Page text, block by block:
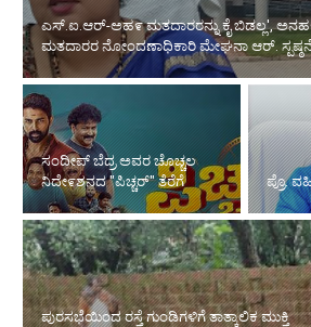
ಎಸ್.ಐ.ಆರ್-ಅಹ೯ ಮತದಾರರನ್ನು ಕೈ ಬಿಡಲ್ಲ',
ಮತದಾರರ ನೋಂದಣಾಧಿಕಾರಿ ಮೇಘನಾ ಆರ್.
ಸಂದೀಪ್ ಬೆದ್ರ ಅವರ ಚೊಚ್ಚಲ
ನಿದೇ೯ಶನದ "ಪಿಚ್ಚರ್" ತೆರೆಗೆ
ಪ್ರೊ.
ಪುರಸಭೆಯಿಂದ ರಸ್ತೆ ಗುಂಡಿಗಳಿಗೆ ತಾತ್ಕಾಲಿಕ ಮುಕ್ತಿ